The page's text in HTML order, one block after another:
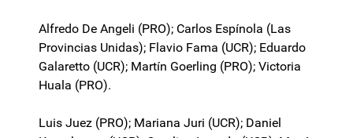
Alfredo De Angeli (PRO); Carlos Espínola (Las
Provincias Unidas); Flavio Fama (UCR); Eduardo
Galaretto (UCR); Martín Goerling (PRO); Victoria
Huala (PRO).
Luis Juez (PRO); Mariana Juri (UCR); Daniel